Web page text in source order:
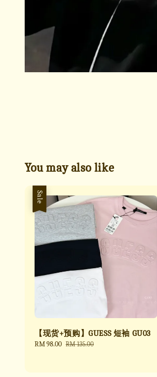
You may also like
Sale
【现货+预购】GUESS 短袖 GU03
Sale
RM 98.00 Regular
RM 135.00